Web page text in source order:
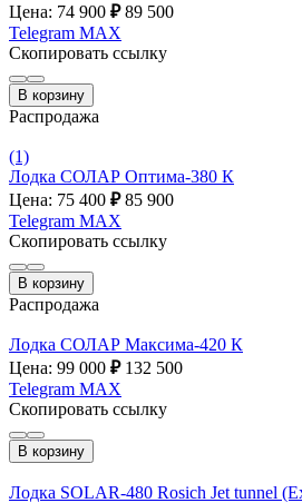
Цена: 74 900 ₽ 89 500
Telegram MAX
Скопировать ссылку
В корзину
Распродажа
(1)
Лодка СОЛАР Оптима-380 К
Цена: 75 400 ₽ 85 900
Telegram MAX
Скопировать ссылку
В корзину
Распродажа
Лодка СОЛАР Максима-420 К
Цена: 99 000 ₽ 132 500
Telegram MAX
Скопировать ссылку
В корзину
Лодка SOLAR-480 Rosich Jet tunnel